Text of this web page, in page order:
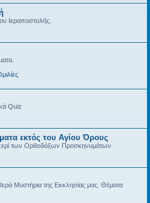
Ιεραποστολής.
Quiz
εκτός του Αγίου Όρους
των Ορθοδόξων Προσκηνυμάτων
Μυστήρια της Εκκλησίας μας. Θέματα